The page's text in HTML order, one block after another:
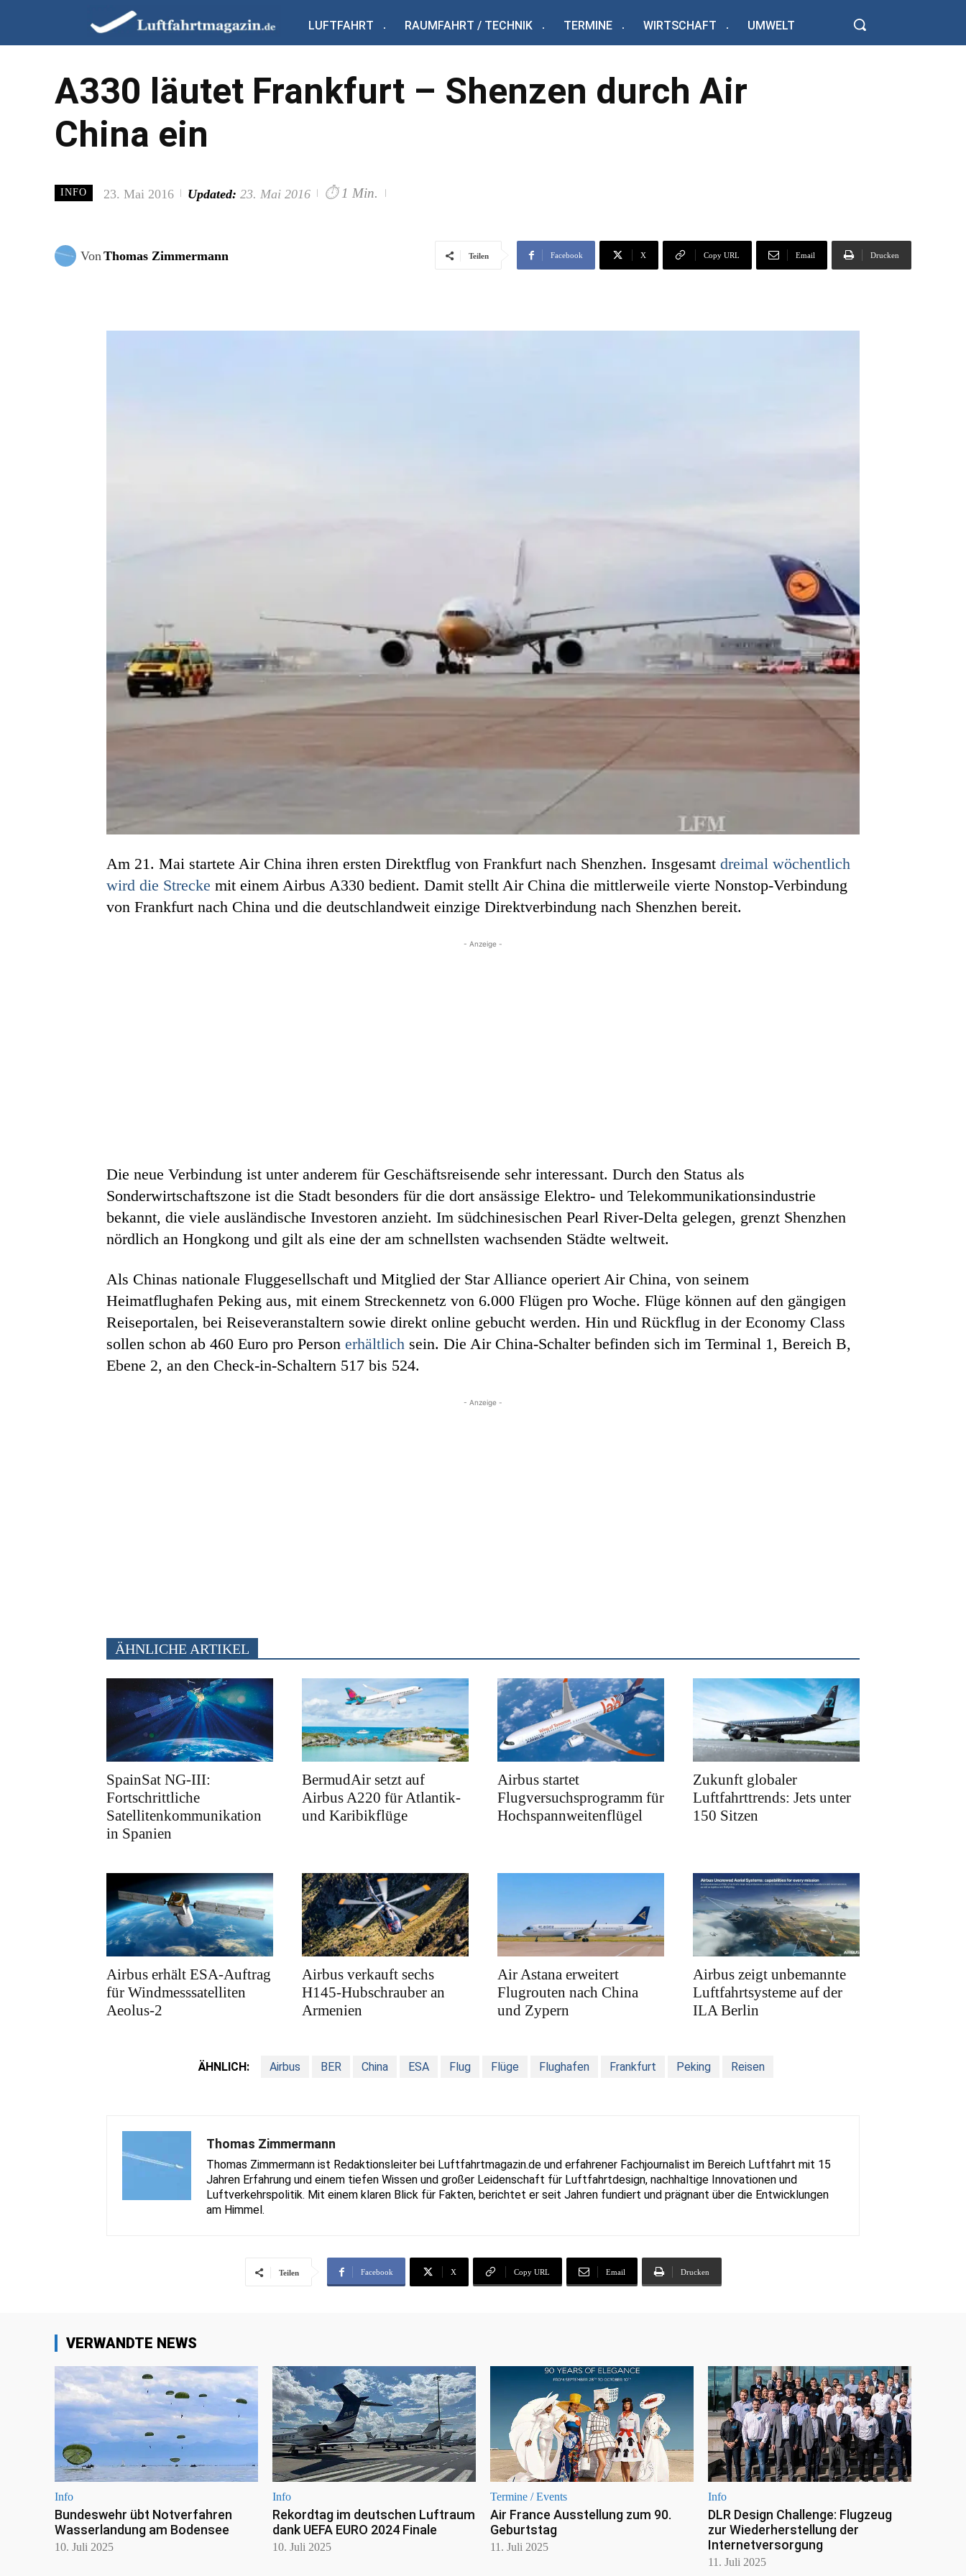
LUFTFAHRT RAUMFAHRT / TECHNIK TERMINE WIRTSCHAFT UMWELT
A330 läutet Frankfurt – Shenzen durch Air
China ein
INFO 23. Mai 2016 Updated: 23. Mai 2016 ⏱ 1 Min.
VonThomas Zimmermann Teilen Facebook X Copy URL Email Drucken
Am 21. Mai startete Air China ihren ersten Direktflug von Frankfurt nach Shenzhen. Insgesamt dreimal wöchentlich
wird die Strecke mit einem Airbus A330 bedient. Damit stellt Air China die mittlerweile vierte Nonstop-Verbindung
von Frankfurt nach China und die deutschlandweit einzige Direktverbindung nach Shenzhen bereit.
- Anzeige -
Die neue Verbindung ist unter anderem für Geschäftsreisende sehr interessant. Durch den Status als
Sonderwirtschaftszone ist die Stadt besonders für die dort ansässige Elektro- und Telekommunikationsindustrie
bekannt, die viele ausländische Investoren anzieht. Im südchinesischen Pearl River-Delta gelegen, grenzt Shenzhen
nördlich an Hongkong und gilt als eine der am schnellsten wachsenden Städte weltweit.
Als Chinas nationale Fluggesellschaft und Mitglied der Star Alliance operiert Air China, von seinem
Heimatflughafen Peking aus, mit einem Streckennetz von 6.000 Flügen pro Woche. Flüge können auf den gängigen
Reiseportalen, bei Reiseveranstaltern sowie direkt online gebucht werden. Hin und Rückflug in der Economy Class
sollen schon ab 460 Euro pro Person erhältlich sein. Die Air China-Schalter befinden sich im Terminal 1, Bereich B,
Ebene 2, an den Check-in-Schaltern 517 bis 524.
- Anzeige -
ÄHNLICHE ARTIKEL
SpainSat NG-III:
Fortschrittliche
Satellitenkommunikation
in Spanien
BermudAir setzt auf
Airbus A220 für Atlantik-
und Karibikflüge
Airbus startet
Flugversuchsprogramm für
Hochspannweitenflügel
Zukunft globaler
Luftfahrttrends: Jets unter
150 Sitzen
Airbus erhält ESA-Auftrag
für Windmesssatelliten
Aeolus-2
Airbus verkauft sechs
H145-Hubschrauber an
Armenien
Air Astana erweitert
Flugrouten nach China
und Zypern
Airbus zeigt unbemannte
Luftfahrtsysteme auf der
ILA Berlin
ÄHNLICH: Airbus BER China ESA Flug Flüge Flughafen Frankfurt Peking Reisen
Thomas Zimmermann
Thomas Zimmermann ist Redaktionsleiter bei Luftfahrtmagazin.de und erfahrener Fachjournalist im Bereich Luftfahrt mit 15
Jahren Erfahrung und einem tiefen Wissen und großer Leidenschaft für Luftfahrtdesign, nachhaltige Innovationen und
Luftverkehrspolitik. Mit einem klaren Blick für Fakten, berichtet er seit Jahren fundiert und prägnant über die Entwicklungen
am Himmel.
Teilen Facebook X Copy URL Email Drucken
VERWANDTE NEWS
Info
Bundeswehr übt Notverfahren
Wasserlandung am Bodensee
10. Juli 2025
Info
Rekordtag im deutschen Luftraum
dank UEFA EURO 2024 Finale
10. Juli 2025
Termine / Events
Air France Ausstellung zum 90.
Geburtstag
11. Juli 2025
Info
DLR Design Challenge: Flugzeug
zur Wiederherstellung der
Internetversorgung
11. Juli 2025